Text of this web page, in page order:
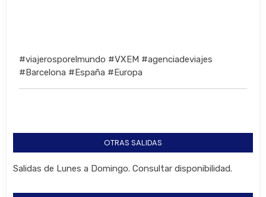
#viajerosporelmundo #VXEM #agenciadeviajes
#Barcelona #España #Europa
OTRAS SALIDAS
Salidas de Lunes a Domingo. Consultar disponibilidad.